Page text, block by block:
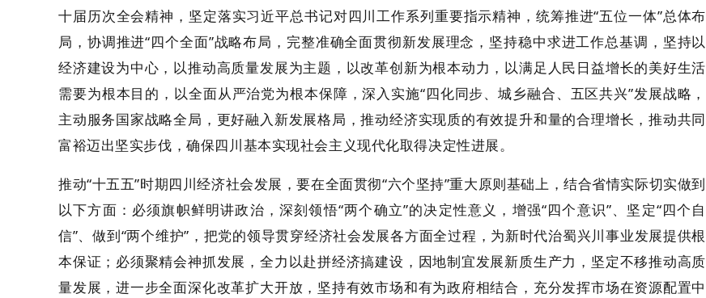
十届历次全会精神，坚定落实习近平总书记对四川工作系列重要指示精神，统筹推进“五位一体”总体布
局，协调推进“四个全面”战略布局，完整准确全面贯彻新发展理念，坚持稳中求进工作总基调，坚持以
经济建设为中心，以推动高质量发展为主题，以改革创新为根本动力，以满足人民日益增长的美好生活
需要为根本目的，以全面从严治党为根本保障，深入实施“四化同步、城乡融合、五区共兴”发展战略，
主动服务国家战略全局，更好融入新发展格局，推动经济实现质的有效提升和量的合理增长，推动共同
富裕迈出坚实步伐，确保四川基本实现社会主义现代化取得决定性进展。
推动“十五五”时期四川经济社会发展，要在全面贯彻“六个坚持”重大原则基础上，结合省情实际切实做到
以下方面：必须旗帜鲜明讲政治，深刻领悟“两个确立”的决定性意义，增强“四个意识”、坚定“四个自
信”、做到“两个维护”，把党的领导贯穿经济社会发展各方面全过程，为新时代治蜀兴川事业发展提供根
本保证；必须聚精会神抓发展，全力以赴拼经济搞建设，因地制宜发展新质生产力，坚定不移推动高质
量发展，进一步全面深化改革扩大开放，坚持有效市场和有为政府相结合，充分发挥市场在资源配置中